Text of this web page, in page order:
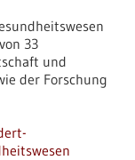
33
und
der Forschung